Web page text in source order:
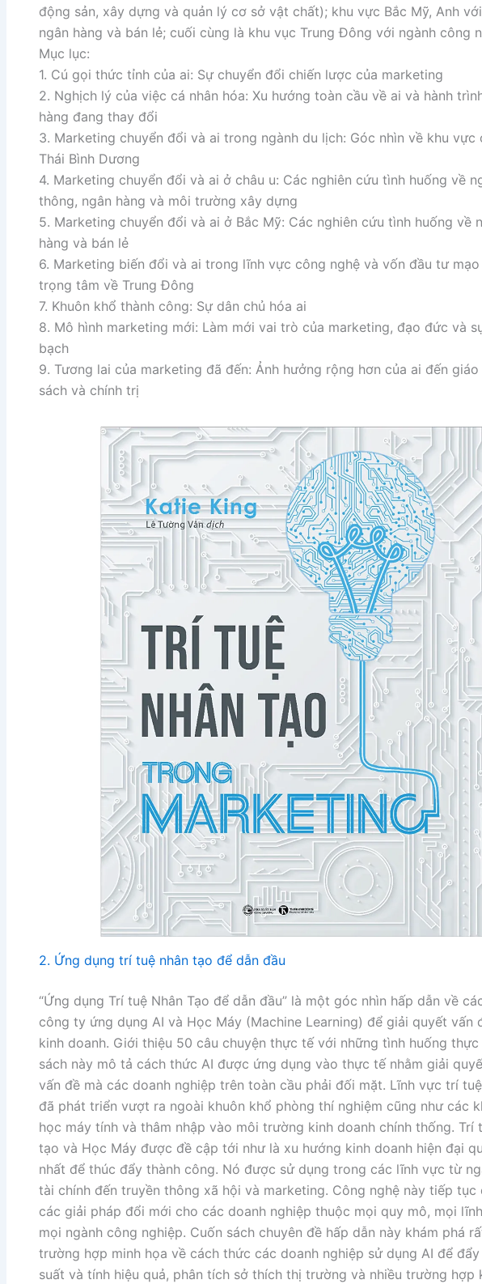
động sản, xây dựng và quản lý cơ sở vật chất); khu vực Bắc Mỹ, Anh
ngân hàng và bán lẻ; cuối cùng là khu vục Trung Đông với ngành công
Mục lục:
1. Cú gọi thức tỉnh của ai: Sự chuyển đổi chiến lược của marketing
2. Nghịch lý của việc cá nhân hóa: Xu hướng toàn cầu về ai và hành
hàng đang thay đổi
3. Marketing chuyển đổi và ai trong ngành du lịch: Góc nhìn về khu vực
Thái Bình Dương
4. Marketing chuyển đổi và ai ở châu u: Các nghiên cứu tình huống về
thông, ngân hàng và môi trường xây dựng
5. Marketing chuyển đổi và ai ở Bắc Mỹ: Các nghiên cứu tình huống về
hàng và bán lẻ
6. Marketing biến đổi và ai trong lĩnh vực công nghệ và vốn đầu tư mạo
trọng tâm về Trung Đông
7. Khuôn khổ thành công: Sự dân chủ hóa ai
8. Mô hình marketing mới: Làm mới vai trò của marketing, đạo đức và
bạch
9. Tương lai của marketing đã đến: Ảnh hưởng rộng hơn của ai đến
sách và chính trị
2. Ứng dụng trí tuệ nhân tạo để dẫn đầu
“Ứng dụng Trí tuệ Nhân Tạo để dẫn đầu” là một góc nhìn hấp dẫn về
công ty ứng dụng AI và Học Máy (Machine Learning) để giải quyết vấn
kinh doanh. Giới thiệu 50 câu chuyện thực tế với những tình huống thực
sách này mô tả cách thức AI được ứng dụng vào thực tế nhằm giải
vấn đề mà các doanh nghiệp trên toàn cầu phải đối mặt. Lĩnh vực trí
đã phát triển vượt ra ngoài khuôn khổ phòng thí nghiệm cũng như các
học máy tính và thâm nhập vào môi trường kinh doanh chính thống. Trí
tạo và Học Máy được đề cập tới như là xu hướng kinh doanh hiện đại
nhất để thúc đẩy thành công. Nó được sử dụng trong các lĩnh vực từ
tài chính đến truyền thông xã hội và marketing. Công nghệ này tiếp tục
các giải pháp đổi mới cho các doanh nghiệp thuộc mọi quy mô, mọi
mọi ngành công nghiệp. Cuốn sách chuyên đề hấp dẫn này khám phá
trường hợp minh họa về cách thức các doanh nghiệp sử dụng AI để đẩy
suất và tính hiệu quả, phân tích sở thích thị trường và nhiều trường hợp